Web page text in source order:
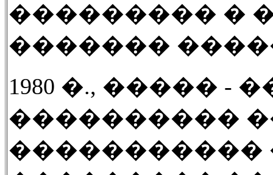
��������� �
�������
1980 �., ����� -
����������
�����������